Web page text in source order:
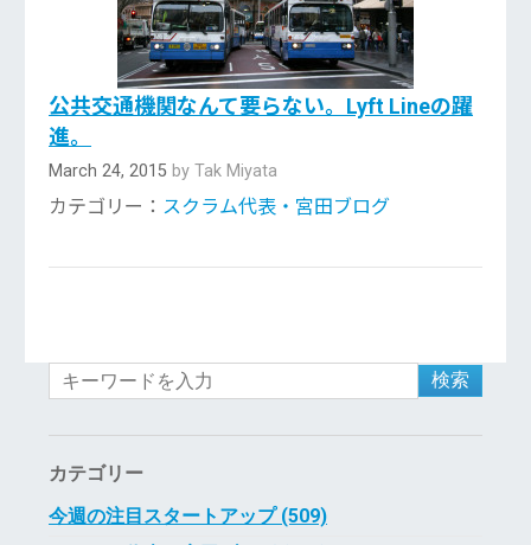
公共交通機関なんて要らない。Lyft Lineの躍
進。
March 24, 2015 by Tak Miyata
カテゴリー： スクラム代表・宮田ブログ
検索
カテゴリー
今週の注目スタートアップ (509)